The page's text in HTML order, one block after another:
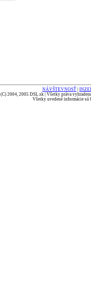
NÁVŠTEVNOSŤ
(C) 2004, 2005 DSL.sk | Všetky práva
Všetky uvedené informácie sú